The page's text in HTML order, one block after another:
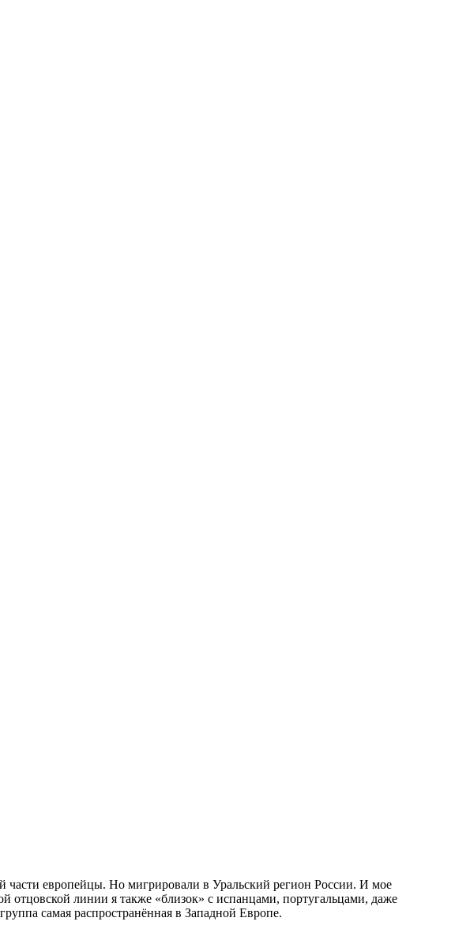
европейцы. Но мигрировали в Уральский регион России. И мое
отцовской линии я также «близок» с испанцами, португальцами, даже
самая распространённая в Западной Европе.